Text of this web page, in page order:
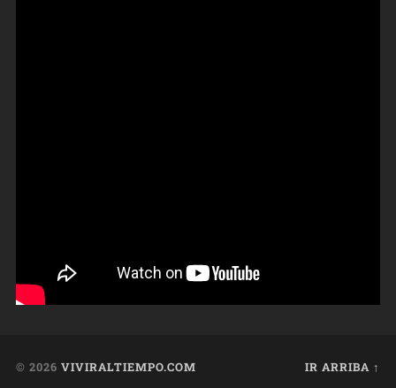
© 2026 VIVIRALTIEMPO.COM IR ARRIBA ↑